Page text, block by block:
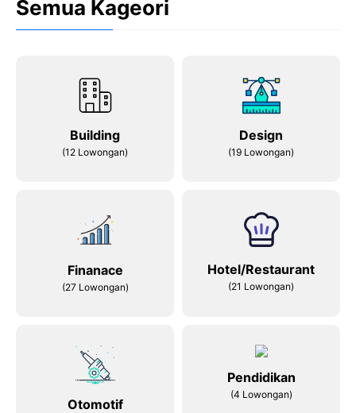
Semua Kageori
Building
(12 Lowongan)
Design
(19 Lowongan)
Finanace
(27 Lowongan)
Hotel/Restaurant
(21 Lowongan)
Otomotif
Pendidikan
(4 Lowongan)